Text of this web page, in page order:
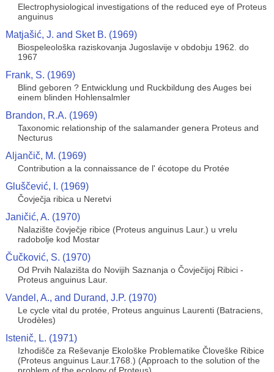
Electrophysiological investigations of the reduced eye of Proteus
anguinus
Matjašić, J. and Sket B. (1969)
Biospeleološka raziskovanja Jugoslavije v obdobju 1962. do
1967
Frank, S. (1969)
Blind geboren ? Entwicklung und Ruckbildung des Auges bei
einem blinden Hohlensalmler
Brandon, R.A. (1969)
Taxonomic relationship of the salamander genera Proteus and
Necturus
Aljančič, M. (1969)
Contribution a la connaissance de l' écotope du Protée
Gluščević, I. (1969)
Čovječja ribica u Neretvi
Janičić, A. (1970)
Nalazište čovječje ribice (Proteus anguinus Laur.) u vrelu
radobolje kod Mostar
Čučković, S. (1970)
Od Prvih Nalazišta do Novijih Saznanja o Čovječijoj Ribici -
Proteus anguinus Laur.
Vandel, A., and Durand, J.P. (1970)
Le cycle vital du protée, Proteus anguinus Laurenti (Batraciens,
Urodèles)
Istenič, L. (1971)
Izhodišče za Reševanje Ekološke Problematike Človeške Ribice
(Proteus anguinus Laur.1768.) (Approach to the solution of the